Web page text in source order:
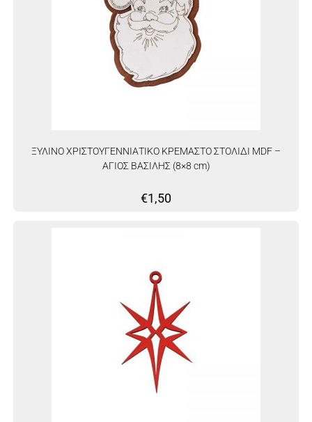
ΞΥΛΙΝΟ ΧΡΙΣΤΟΥΓΕΝΝΙΑΤΙΚΟ ΚΡΕΜΑΣΤΟ ΣΤΟΛΙΔΙ MDF –
ΑΓΙΟΣ ΒΑΣΙΛΗΣ (8×8 cm)
€1,50